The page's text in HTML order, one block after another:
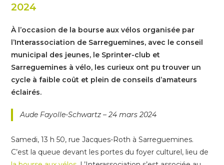
2024
À l’occasion de la bourse aux vélos organisée par
l’Interassociation de Sarreguemines, avec le conseil
municipal des jeunes, le Sprinter-club et
Sarreguemines à vélo, les curieux ont pu trouver un
cycle à faible coût et plein de conseils d’amateurs
éclairés.
Aude Fayolle-Schwartz – 24 mars 2024
Samedi, 13 h 50, rue Jacques-Roth à Sarreguemines.
C’est la queue devant les portes du foyer culturel, lieu de